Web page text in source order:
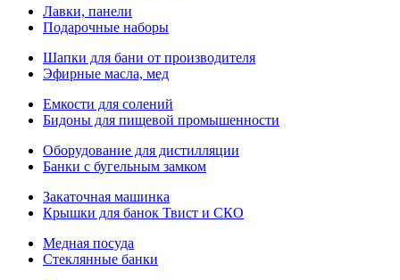
Лавки, панели
Подарочные наборы
Шапки для бани от производителя
Эфирные масла, мед
Емкости для солений
Бидоны для пищевой промышенности
Оборудование для дистилляции
Банки с бугельным замком
Закаточная машинка
Крышки для банок Твист и СКО
Медная посуда
Стеклянные банки